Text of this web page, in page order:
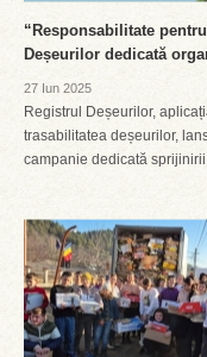
“Responsabilitate
Deșeurilor dedicată
27 Iun 2025
Registrul Deșeurilor,
trasabilitatea deșeurilor,
campanie dedicată